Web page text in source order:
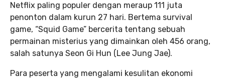
Netflix paling populer dengan meraup 111 juta
penonton dalam kurun 27 hari. Bertema survival
game, “Squid Game” bercerita tentang sebuah
permainan misterius yang dimainkan oleh 456 orang,
salah satunya Seon Gi Hun (Lee Jung Jae).
Para peserta yang mengalami kesulitan ekonomi